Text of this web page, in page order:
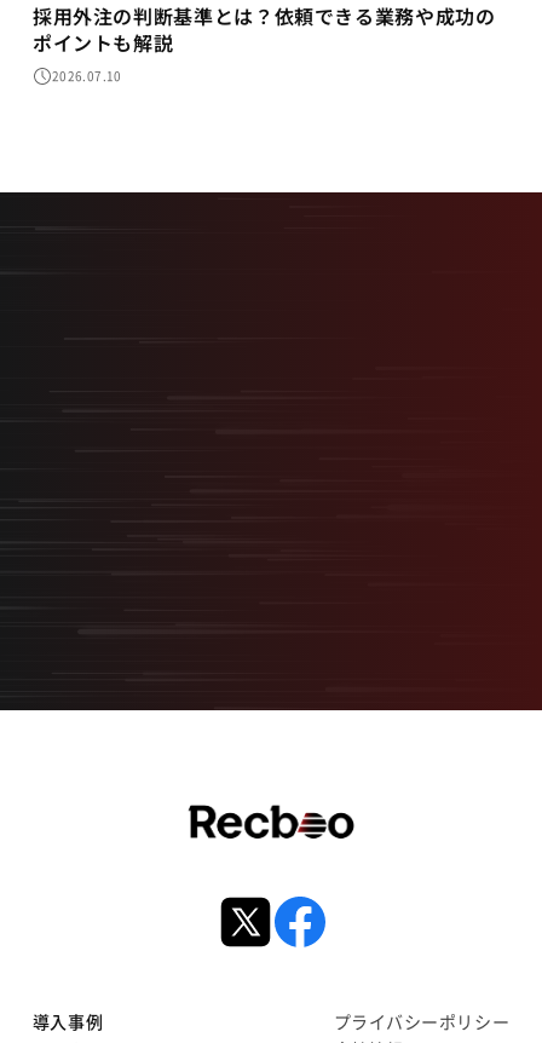
採用外注の判断基準とは？依頼できる業務や成功の
ポイントも解説
2026.07.10
導入事例
プライバシーポリシー